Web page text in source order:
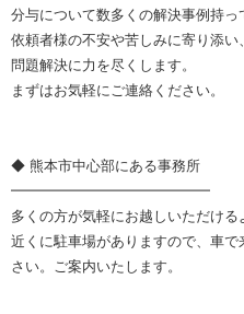
分与について数多くの解決事例持っ
依頼者様の不安や苦しみに寄り添い
問題解決に力を尽くします。
まずはお気軽にご連絡ください。
◆ 熊本市中心部にある事務所
━━━━━━━━━━━━━━
多くの方が気軽にお越しいただける
近くに駐車場がありますので、車
さい。ご案内いたします。